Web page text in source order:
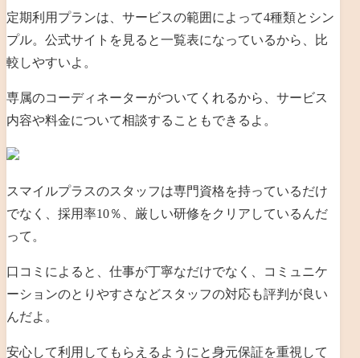
定期利用プランは、サービスの範囲によって4種類とシン
プル。公式サイトを見ると一覧表になっているから、比
較しやすいよ。
専属のコーディネーターがついてくれるから、サービス
内容や料金について相談することもできるよ。
スマイルプラスのスタッフは専門資格を持っているだけ
でなく、採用率10％、厳しい研修をクリアしているんだ
って。
口コミによると、仕事が丁寧なだけでなく、コミュニケ
ーションのとりやすさなどスタッフの対応も評判が良い
んだよ。
安心して利用してもらえるようにと身元保証を重視して